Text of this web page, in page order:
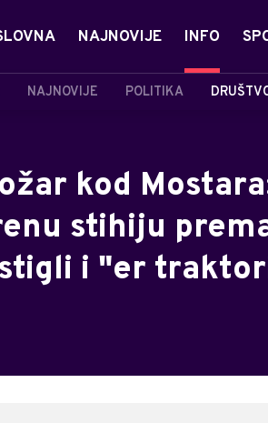
NAJNOVIJE INFO
NAJNOVIJE POLITIKA
kod
stihiju
i "er